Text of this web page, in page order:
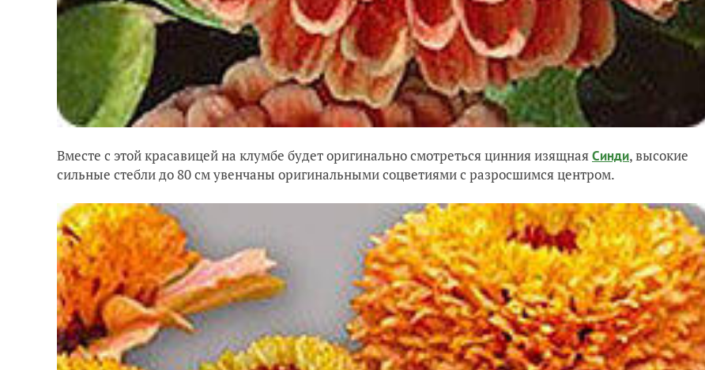
Вместе с этой красавицей на клумбе будет оригинально смотреться цинния изящнаяСинди, высокие
сильные стебли до 80 см увенчаны оригинальными соцветиями с разросшимся центром.